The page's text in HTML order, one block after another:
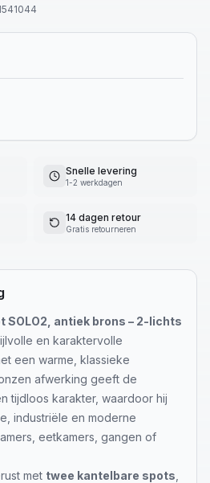
Snelle levering
1-2 werkdagen
14 dagen retour
Gratis retourneren
SOLO2, antiek brons – 2-lichts
en karaktervolle
een warme, klassieke
afwerking geeft de
tijdloos karakter, waardoor hij
industriële en moderne
eetkamers, gangen of
met twee kantelbare spots